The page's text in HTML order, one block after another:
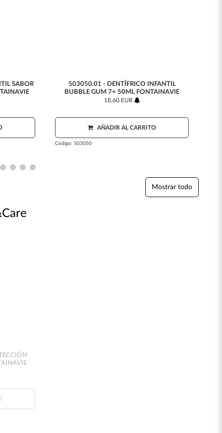
SABOR
503050.01 - DENTÍFRICO INFANTIL
BUBBLE GUM 7+ 50ML FONTAINAVIE
18,60 EUR
AÑADIR AL CARRITO
Código: 503050
Mostrar todo